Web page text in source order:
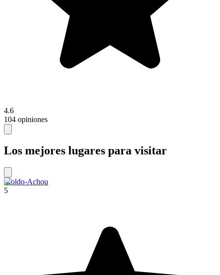
4.6
104 opiniones
Los mejores lugares para visitar
Moldo-Achou
5